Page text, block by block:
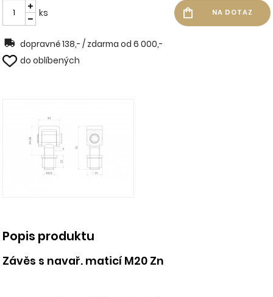
ks
dopravné 138,- / zdarma od 6 000,-
do oblíbených
Popis produktu
Závěs s navař. maticí M20 Zn